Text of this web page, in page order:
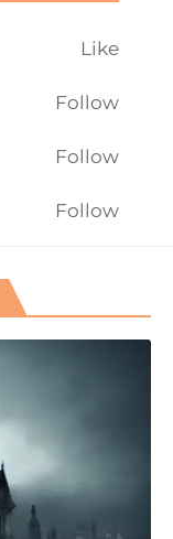
Like
Follow
Follow
Follow